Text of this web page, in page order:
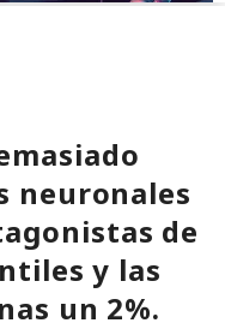
neuronales
de
y las
un 2%.